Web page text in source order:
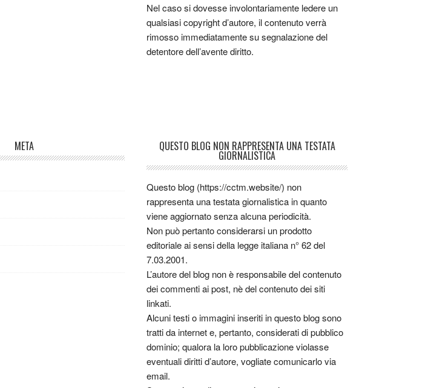
Nel caso si dovesse involontariamente ledere un
qualsiasi copyright d’autore, il contenuto verrà
rimosso immediatamente su segnalazione del
detentore dell’avente diritto.
META QUESTO BLOG NON RAPPRESENTA UNA TESTATA
GIORNALISTICA
Questo blog (https://cctm.website/) non
rappresenta una testata giornalistica in quanto
viene aggiornato senza alcuna periodicità.
Non può pertanto considerarsi un prodotto
editoriale ai sensi della legge italiana n° 62 del
7.03.2001.
L’autore del blog non è responsabile del contenuto
dei commenti ai post, nè del contenuto dei siti
linkati.
Alcuni testi o immagini inseriti in questo blog sono
tratti da internet e, pertanto, considerati di pubblico
dominio; qualora la loro pubblicazione violasse
eventuali diritti d’autore, vogliate comunicarlo via
email.